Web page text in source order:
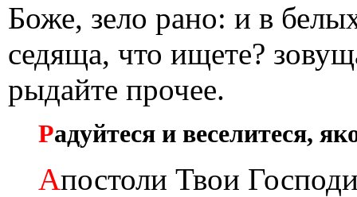
Боже, зело рано: и в
седяща, что ищете?
рыдайте прочее.
Радуйтеся и веселитеся,
Апостоли Твои